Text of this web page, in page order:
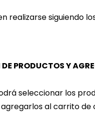
realizarse siguiendo
PRODUCTOS Y
seleccionar los
al carrito de